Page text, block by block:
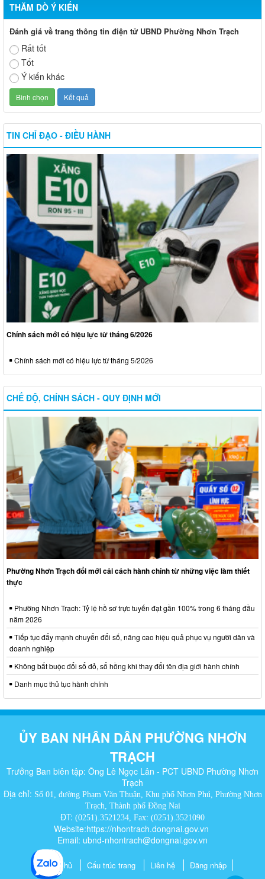
THĂM DÒ Ý KIẾN
Đánh giá về trang thông tin điện tử UBND Phường Nhơn Trạch
Rất tốt
Tốt
Ý kiến khác
TIN CHỈ ĐẠO - ĐIỀU HÀNH
Chính sách mới có hiệu lực từ tháng 6/2026
Chính sách mới có hiệu lực từ tháng 5/2026
CHẾ ĐỘ, CHÍNH SÁCH - QUY ĐỊNH MỚI
Phường Nhơn Trạch đổi mới cải cách hành chính từ những việc làm thiết
thực
Phường Nhơn Trạch: Tỷ lệ hồ sơ trực tuyến đạt gần 100% trong 6 tháng đầu
năm 2026
Tiếp tục đẩy mạnh chuyển đổi số, nâng cao hiệu quả phục vụ người dân và
doanh nghiệp
Không bắt buộc đổi sổ đỏ, sổ hồng khi thay đổi tên địa giới hành chính
Danh mục thủ tục hành chính
ỦY BAN NHÂN DÂN PHƯỜNG NHƠN
TRẠCH
Trưởng Ban biên tập: Ông Lê Ngọc Lân - PCT UBND Phường Nhơn
Trạch
Địa chỉ: Số 01, đường Phạm Văn Thuận, Khu phố Nhơn Phú, Phường Nhơn
Trạch, Thành phố Đồng Nai
ĐT: (0251).3521234, Fax: (0251).3521090
Website:https://nhontrach.dongnai.gov.vn
Email: ubnd-nhontrach@dongnai.gov.vn​
Trang chủ Cấu trúc trang Liên hệ Đăng nhập